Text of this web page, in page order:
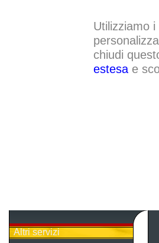
Utilizziamo
chiudi
estesae
Altri servizi